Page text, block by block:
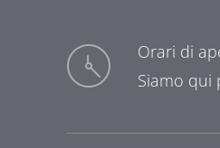
Orari di
Siamo qui